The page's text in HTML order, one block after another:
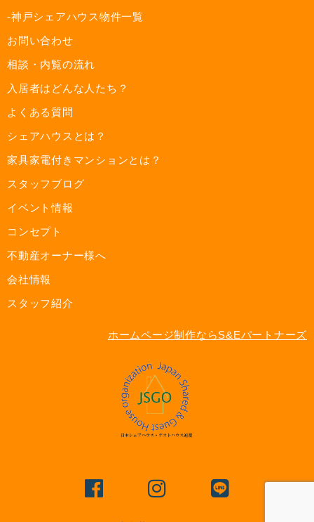
-神戸シェアハウス物件一覧
お問い合わせ
相談・内覧の流れ
入居者はどんな人たち？
よくある質問
シェアハウスとは？
家具家電付きマンションとは？
スタッフブログ
イベント情報
コンセプト
不動産オーナー様へ
会社情報
スタッフ紹介
ホームページ制作ならS&Eパートナーズ